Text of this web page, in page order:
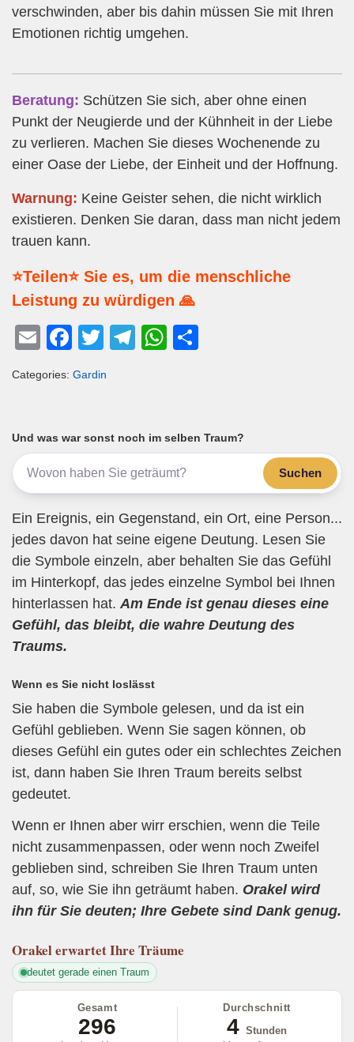
verschwinden, aber bis dahin müssen Sie mit Ihren
Emotionen richtig umgehen.
Beratung: Schützen Sie sich, aber ohne einen
Punkt der Neugierde und der Kühnheit in der Liebe
zu verlieren. Machen Sie dieses Wochenende zu
einer Oase der Liebe, der Einheit und der Hoffnung.
Warnung: Keine Geister sehen, die nicht wirklich
existieren. Denken Sie daran, dass man nicht jedem
trauen kann.
⭐Teilen⭐ Sie es, um die menschliche
Leistung zu würdigen 🙏
E
ail
F
c
b
o
o
k
T
tt
T
a
m
W
A
p
p
Categories: Gardin
Und was war sonst noch im selben Traum?
Suchen
Ein Ereignis, ein Gegenstand, ein Ort, eine Person...
jedes davon hat seine eigene Deutung. Lesen Sie
die Symbole einzeln, aber behalten Sie das Gefühl
im Hinterkopf, das jedes einzelne Symbol bei Ihnen
hinterlassen hat. Am Ende ist genau dieses eine
Gefühl, das bleibt, die wahre Deutung des
Traums.
Wenn es Sie nicht loslässt
Sie haben die Symbole gelesen, und da ist ein
Gefühl geblieben. Wenn Sie sagen können, ob
dieses Gefühl ein gutes oder ein schlechtes Zeichen
ist, dann haben Sie Ihren Traum bereits selbst
gedeutet.
Wenn er Ihnen aber wirr erschien, wenn die Teile
nicht zusammenpassen, oder wenn noch Zweifel
geblieben sind, schreiben Sie Ihren Traum unten
auf, so, wie Sie ihn geträumt haben. Orakel wird
ihn für Sie deuten; Ihre Gebete sind Dank genug.
Orakelerwartet Ihre Träume
deutet gerade einen Traum
Gesamt
296
Durchschnitt
4 Stunden